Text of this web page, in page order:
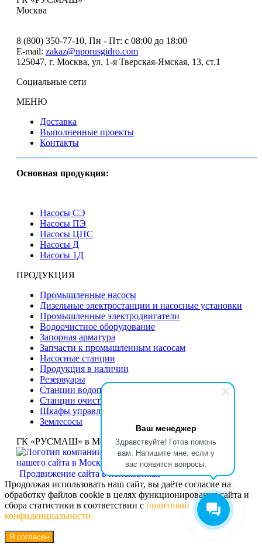
Ваш менеджер
Здравствуйте! Готов помочь
вам. Напишите мне, если у
вас появятся вопросы.
Москва
8 (800) 350-77-10, Пн - Пт: с 08:00 до 18:00
E-mail: zakaz@nporusgidro.com
125047, г. Москва, ул. 1-я Тверская-Ямская, 13, ст.1
Социальные сети
МЕНЮ
Доставка
Выполненные проекты
Контакты
Основная продукция:
Насосы СЭ
Насосы ПЭ
Насосы ЦНС
Насосы Д
Насосы 1Д
ПРОДУКЦИЯ
Промышленные насосы
Дизельные электростанции и насосные установки
Промышленные электродвигатели
Водоочистное оборудование
Запорная арматура
Запчасти к промышленным насосам
Насосные станции
Продукция в наличии
Резервуары
Станции водоподготовки
Станции очистки сточных вод
Шкафы управления насосами
Землесосы
ГК «РУСМАШ» в Москве © Москва, 2005-2025 год
Продвижение сайта в поисковиках
Продолжая использовать наш сайт, вы даёте согласие на
обработку файлов cookie в целях функционирования сайта и
сбора статистики в соответствии с политикой
конфиденциальности
Я согласен